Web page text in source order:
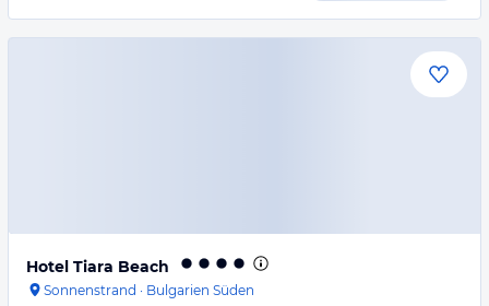
Hotel Tiara Beach
Sonnenstrand · Bulgarien Süden